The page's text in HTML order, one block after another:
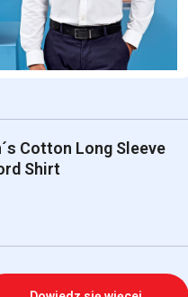
Cotton Long Sleeve
Shirt